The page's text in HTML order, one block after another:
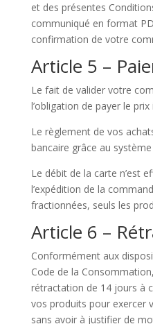
et des présentes
communiqué en format
confirmation de votre
Article 5 –
Le fait de valider votre
l’obligation de payer le prix
Le règlement de vos
bancaire grâce au
Le débit de la carte n’est
l’expédition de la
fractionnées, seuls les
Article 6 –
Conformément aux
Code de la
rétractation de 14 jours à
vos produits pour exercer
sans avoir à justifier de